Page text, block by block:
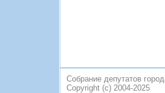
Собрание депутатов
Copyright (c) 2004-2025